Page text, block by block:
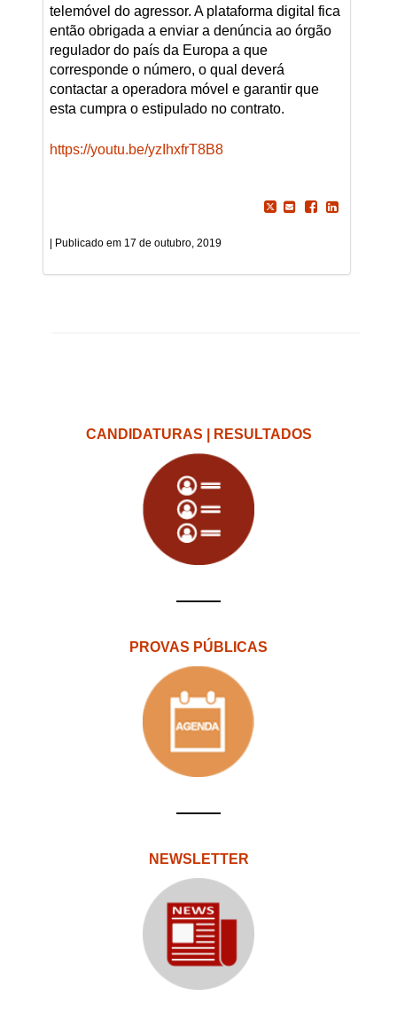
telemóvel do agressor. A plataforma digital fica
então obrigada a enviar a denúncia ao órgão
regulador do país da Europa a que
corresponde o número, o qual deverá
contactar a operadora móvel e garantir que
esta cumpra o estipulado no contrato.
https://youtu.be/yzIhxfrT8B8
17 de outubro, 2019
CANDIDATURAS | RESULTADOS
PROVAS PÚBLICAS
NEWSLETTER